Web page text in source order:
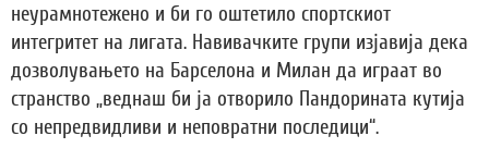
неурамнотежено и би го оштетило спортскиот
интегритет на лигата. Навивачките групи изјавија дека
дозволувањето на Барселона и Милан да играат во
странство „веднаш би ја отворило Пандорината кутија
со непредвидливи и неповратни последици“.